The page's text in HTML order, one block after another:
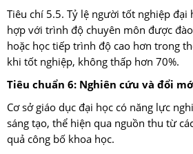
Tiêu chí 5.5. Tỷ lệ người tốt nghiệp đại
hợp với trình độ chuyên môn được
hoặc học tiếp trình độ cao hơn trong
khi tốt nghiệp, không thấp hơn 70%.
Tiêu chuẩn 6: Nghiên cứu và đổi
Cơ sở giáo dục đại học có năng lực
sáng tạo, thể hiện qua nguồn thu từ
quả công bố khoa học.